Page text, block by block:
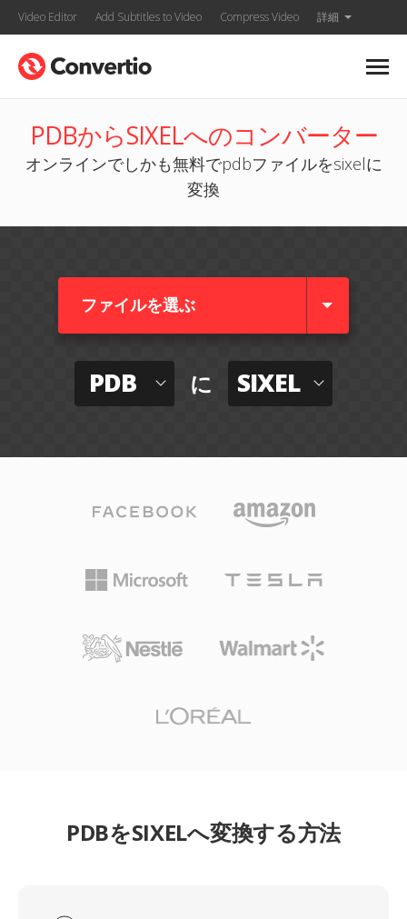
Video Editor Add Subtitles to Video Compress Video 詳細
PDBからSIXELへのコンバーター
オンラインでしかも無料でpdbファイルをsixelに
変換
ファイルを選ぶ
PDB に SIXEL
PDBをSIXELへ変換する方法